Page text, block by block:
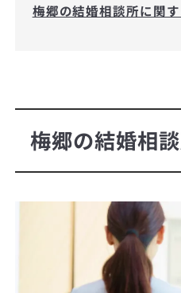
梅郷の結婚相談所に関
梅郷の結婚相